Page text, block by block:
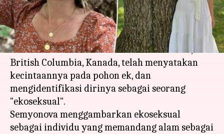
Apa ceritanya
Sonja Semyonova, seorang pelatih keintiman
diri berusia 45 tahun dari Pulau Vancouver,
British Columbia, Kanada, telah menyatakan
kecintaannya pada pohon ek, dan
mengidentifikasi dirinya sebagai seorang
"ekoseksual".
Semyonova menggambarkan ekoseksual
sebagai individu yang memandang alam sebagai